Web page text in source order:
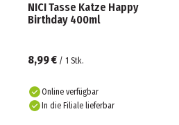
NICI Tasse Katze Happy
Birthday 400ml
8,99 € / 1 Stk.
Online verfügbar
In die Filiale lieferbar